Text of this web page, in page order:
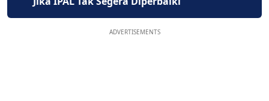
ADVERTISEMENTS